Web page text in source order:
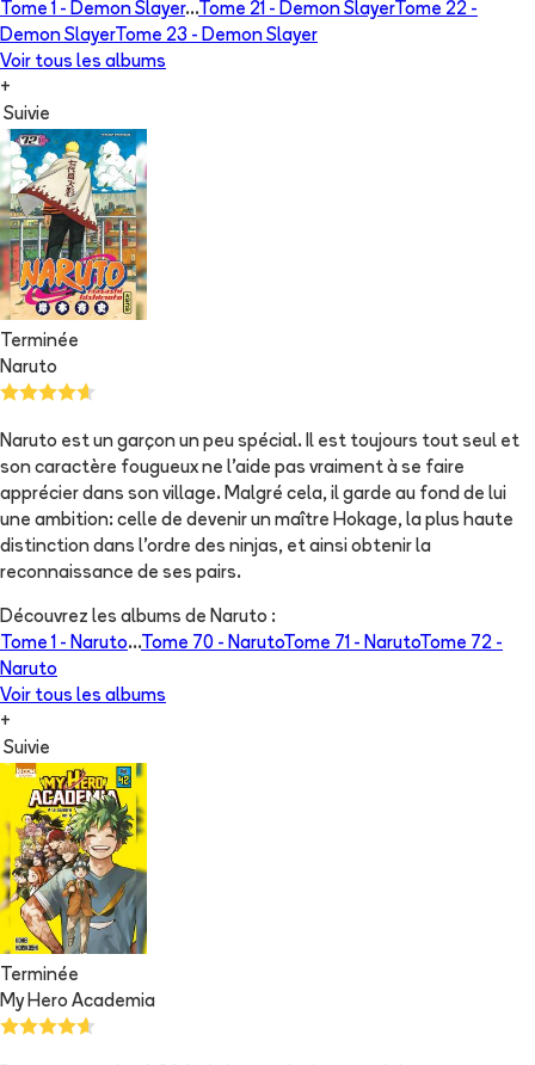
Tome 1 - Demon Slayer...Tome 21 - Demon SlayerTome 22 -
Demon SlayerTome 23 - Demon Slayer
Voir tous les albums
+
Suivie
Terminée
Naruto
Naruto est un garçon un peu spécial. Il est toujours tout seul et
son caractère fougueux ne l'aide pas vraiment à se faire
apprécier dans son village. Malgré cela, il garde au fond de lui
une ambition: celle de devenir un maître Hokage, la plus haute
distinction dans l'ordre des ninjas, et ainsi obtenir la
reconnaissance de ses pairs.
Découvrez les albums de Naruto :
Tome 1 - Naruto...Tome 70 - NarutoTome 71 - NarutoTome 72 -
Naruto
Voir tous les albums
+
Suivie
Terminée
My Hero Academia